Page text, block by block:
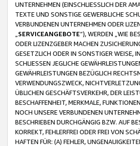
UNTERNEHMEN (EINSCHLIESSLICH DER
TEXTE UND SONSTIGE GEWERBLICHE
VERBUNDENEN UNTERNEHMEN ODER
SERVICEANGEBOTE“), WERDEN „WIE
ODER LIZENZGEBER MACHEN
GESETZLICH ODER IN SONSTIGER WEISE,
SCHLIESSEN JEGLICHE
GEWÄHRLEISTUNGEN BEZÜGLICH
VERWENDUNGSZWECK,
ÜBLICHEN GESCHÄFTSVERKEHR, DER
BESCHAFFENHEIT, MERKMALE,
NOCH UNSERE VERBUNDENEN
BESCHRIEBEN DURCHGÄNGIG BZW. AUF
KORREKT, FEHLERFREI ODER FREI VON
HAFTEN FÜR: (A) FEHLER,